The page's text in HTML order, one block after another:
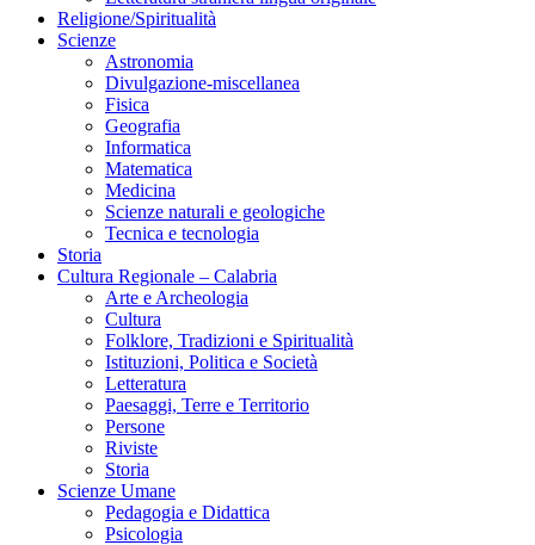
Religione/Spiritualità
Scienze
Astronomia
Divulgazione-miscellanea
Fisica
Geografia
Informatica
Matematica
Medicina
Scienze naturali e geologiche
Tecnica e tecnologia
Storia
Cultura Regionale – Calabria
Arte e Archeologia
Cultura
Folklore, Tradizioni e Spiritualità
Istituzioni, Politica e Società
Letteratura
Paesaggi, Terre e Territorio
Persone
Riviste
Storia
Scienze Umane
Pedagogia e Didattica
Psicologia